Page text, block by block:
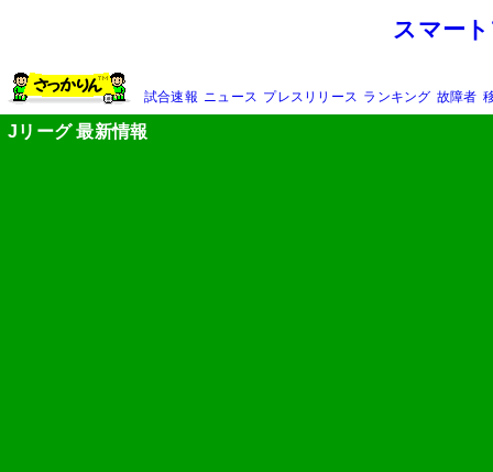
スマー
試合速報 ニュース プレスリリース ランキング 故障者
Jリーグ 最新情報